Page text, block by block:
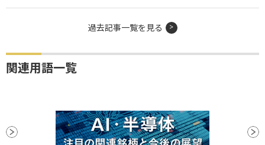
過去記事一覧を見る
関連用語一覧